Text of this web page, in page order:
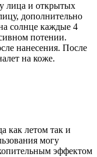
лица и открытых
дополнительно
солнце каждые 4
потении.
нанесения. После
на коже.
как летом так и
могу
эффектом